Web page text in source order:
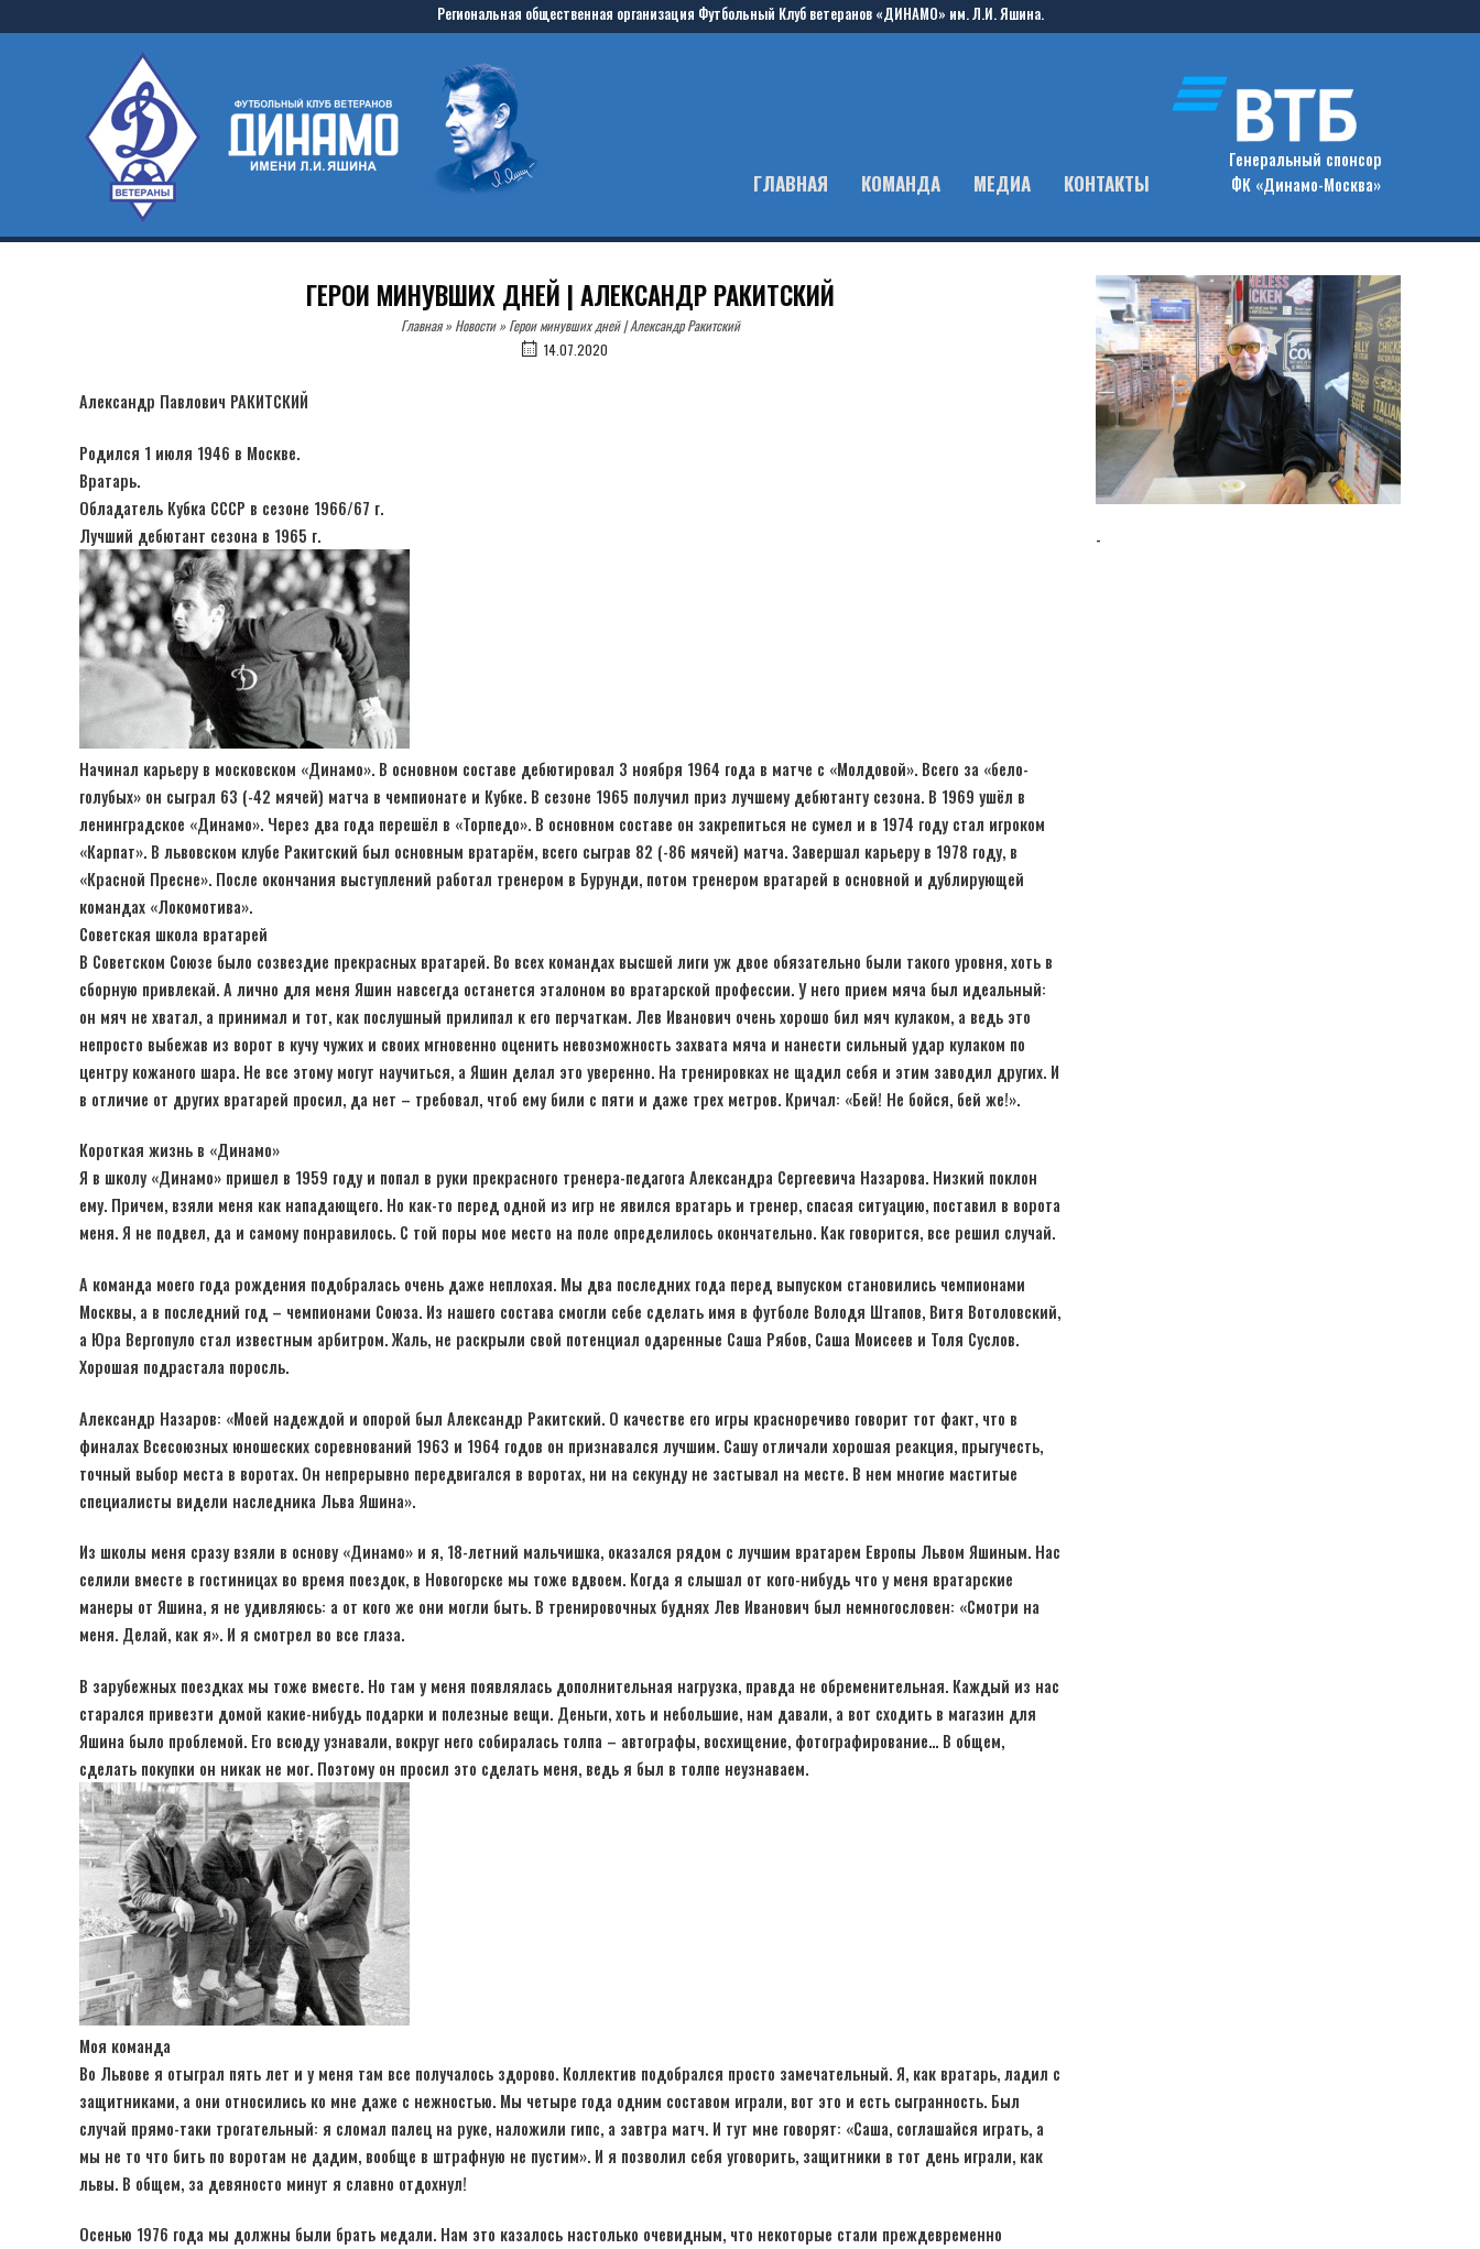
to
Региональная общественная организация Футбольный Клуб ветеранов «ДИНАМО» им. Л.И. Яшина.
ГЛАВНАЯ КОМАНДА МЕДИА КОНТАКТЫ
Генеральный спонсор
ФК «Динамо-Москва»
ГЕРОИ МИНУВШИХ ДНЕЙ | АЛЕКСАНДР РАКИТСКИЙ
Главная» Новости» Герои минувших дней | Александр Ракитский
14.07.2020
Александр Павлович РАКИТСКИЙ
Родился 1 июля 1946 в Москве.
Вратарь.
Обладатель Кубка СССР в сезоне 1966/67 г.
Лучший дебютант сезона в 1965 г.
Начинал карьеру в московском «Динамо». В основном составе дебютировал 3 ноября 1964 года в матче с «Молдовой». Всего за «бело-
голубых» он сыграл 63 (-42 мячей) матча в чемпионате и Кубке. В сезоне 1965 получил приз лучшему дебютанту сезона. В 1969 ушёл в
ленинградское «Динамо». Через два года перешёл в «Торпедо». В основном составе он закрепиться не сумел и в 1974 году стал игроком
«Карпат». В львовском клубе Ракитский был основным вратарём, всего сыграв 82 (-86 мячей) матча. Завершал карьеру в 1978 году, в
«Красной Пресне». После окончания выступлений работал тренером в Бурунди, потом тренером вратарей в основной и дублирующей
командах «Локомотива».
Советская школа вратарей
В Советском Союзе было созвездие прекрасных вратарей. Во всех командах высшей лиги уж двое обязательно были такого уровня, хоть в
сборную привлекай. А лично для меня Яшин навсегда останется эталоном во вратарской профессии. У него прием мяча был идеальный:
он мяч не хватал, а принимал и тот, как послушный прилипал к его перчаткам. Лев Иванович очень хорошо бил мяч кулаком, а ведь это
непросто выбежав из ворот в кучу чужих и своих мгновенно оценить невозможность захвата мяча и нанести сильный удар кулаком по
центру кожаного шара. Не все этому могут научиться, а Яшин делал это уверенно. На тренировках не щадил себя и этим заводил других. И
в отличие от других вратарей просил, да нет – требовал, чтоб ему били с пяти и даже трех метров. Кричал: «Бей! Не бойся, бей же!».
Короткая жизнь в «Динамо»
Я в школу «Динамо» пришел в 1959 году и попал в руки прекрасного тренера-педагога Александра Сергеевича Назарова. Низкий поклон
ему. Причем, взяли меня как нападающего. Но как-то перед одной из игр не явился вратарь и тренер, спасая ситуацию, поставил в ворота
меня. Я не подвел, да и самому понравилось. С той поры мое место на поле определилось окончательно. Как говорится, все решил случай.
А команда моего года рождения подобралась очень даже неплохая. Мы два последних года перед выпуском становились чемпионами
Москвы, а в последний год – чемпионами Союза. Из нашего состава смогли себе сделать имя в футболе Володя Штапов, Витя Вотоловский,
а Юра Вергопуло стал известным арбитром. Жаль, не раскрыли свой потенциал одаренные Саша Рябов, Саша Моисеев и Толя Суслов.
Хорошая подрастала поросль.
Александр Назаров: «Моей надеждой и опорой был Александр Ракитский. О качестве его игры красноречиво говорит тот факт, что в
финалах Всесоюзных юношеских соревнований 1963 и 1964 годов он признавался лучшим. Сашу отличали хорошая реакция, прыгучесть,
точный выбор места в воротах. Он непрерывно передвигался в воротах, ни на секунду не застывал на месте. В нем многие маститые
специалисты видели наследника Льва Яшина».
Из школы меня сразу взяли в основу «Динамо» и я, 18-летний мальчишка, оказался рядом с лучшим вратарем Европы Львом Яшиным. Нас
селили вместе в гостиницах во время поездок, в Новогорске мы тоже вдвоем. Когда я слышал от кого-нибудь что у меня вратарские
манеры от Яшина, я не удивляюсь: а от кого же они могли быть. В тренировочных буднях Лев Иванович был немногословен: «Смотри на
меня. Делай, как я». И я смотрел во все глаза.
В зарубежных поездках мы тоже вместе. Но там у меня появлялась дополнительная нагрузка, правда не обременительная. Каждый из нас
старался привезти домой какие-нибудь подарки и полезные вещи. Деньги, хоть и небольшие, нам давали, а вот сходить в магазин для
Яшина было проблемой. Его всюду узнавали, вокруг него собиралась толпа – автографы, восхищение, фотографирование… В общем,
сделать покупки он никак не мог. Поэтому он просил это сделать меня, ведь я был в толпе неузнаваем.
Моя команда
Во Львове я отыграл пять лет и у меня там все получалось здорово. Коллектив подобрался просто замечательный. Я, как вратарь, ладил с
защитниками, а они относились ко мне даже с нежностью. Мы четыре года одним составом играли, вот это и есть сыгранность. Был
случай прямо-таки трогательный: я сломал палец на руке, наложили гипс, а завтра матч. И тут мне говорят: «Саша, соглашайся играть, а
мы не то что бить по воротам не дадим, вообще в штрафную не пустим». И я позволил себя уговорить, защитники в тот день играли, как
львы. В общем, за девяносто минут я славно отдохнул!
Осенью 1976 года мы должны были брать медали. Нам это казалось настолько очевидным, что некоторые стали преждевременно
-